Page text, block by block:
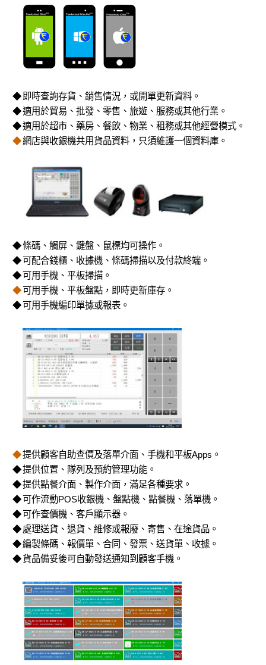
◆ 即時查詢存貨、銷售情況，或開單更新資料。
◆適用於貿易、批發、零售、旅遊、服務或其他行業。
◆適用於超市、藥房、餐飲、物業、租務或其他經營模式。
◆網店與收銀機共用貨品資料，只須維護一個資料庫。
◆條碼、觸屏、鍵盤、鼠標均可操作。
◆可配合錢櫃、收據機、條碼掃描以及付款終端。
◆可用手機、平板掃描。
◆可用手機、平板盤點，即時更新庫存。
◆可用手機編印單據或報表。
◆提供顧客自助查價及落單介面、手機和平板Apps。
◆提供位置、隊列及預約管理功能。
◆提供點餐介面、製作介面，滿足各種要求。
◆可作流動POS收銀機、盤點機、點餐機、落單機。
◆可作查價機、客戶顯示器。
◆處理送貨、退貨、維修或報廢、寄售、在途貨品。
◆編製條碼、報價單、合同、發票、送貨單、收據。
◆貨品備妥後可自動發送通知到顧客手機。